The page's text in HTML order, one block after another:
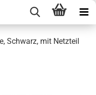
Schwarz, mit Netzteil